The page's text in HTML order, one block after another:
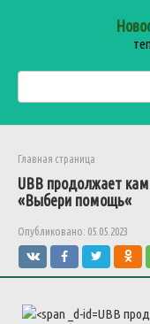
Главная страница
UBB продолжает
«Выбери помощь«
Опубликовано: 05.05.2023
UBB